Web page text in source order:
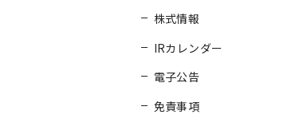
株式情報
IRカレンダー
電子公告
免責事項